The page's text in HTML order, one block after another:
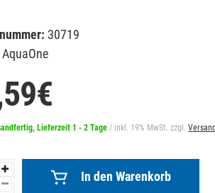
30719
AquaOne
Lieferzeit 1 - 2 Tage/ inkl. 19% MwSt. zzgl.Versand
In den Warenkorb